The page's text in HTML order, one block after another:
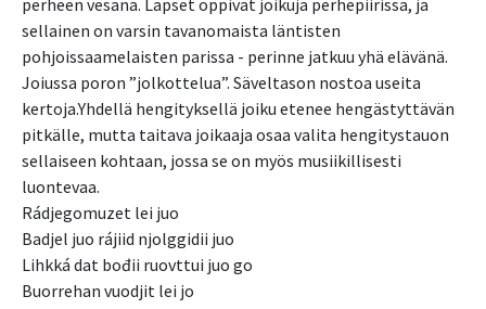
perheen vesana. Lapset oppivat joikuja perhepiirissä, ja
sellainen on varsin tavanomaista läntisten
pohjoissaamelaisten parissa - perinne jatkuu yhä elävänä.
Joiussa poron ”jolkottelua”. Säveltason nostoa useita
kertoja.Yhdellä hengityksellä joiku etenee hengästyttävän
pitkälle, mutta taitava joikaaja osaa valita hengitystauon
sellaiseen kohtaan, jossa se on myös musiikillisesti
luontevaa.
Rádjegomuzet lei juo
Badjel juo rájiid njolggidii juo
Lihkká dat bođii ruovttui juo go
Buorrehan vuodjit lei jo